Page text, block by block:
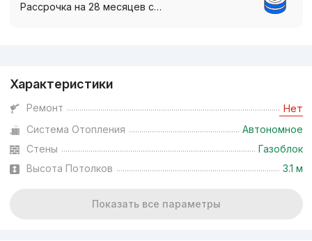
Рассрочка на 28 месяцев с…
Характеристики
Ремонт Нет
Система Отопления
Автономное
Стены
Газоблок
Высота Потолков
3.1 м
Показать все параметры